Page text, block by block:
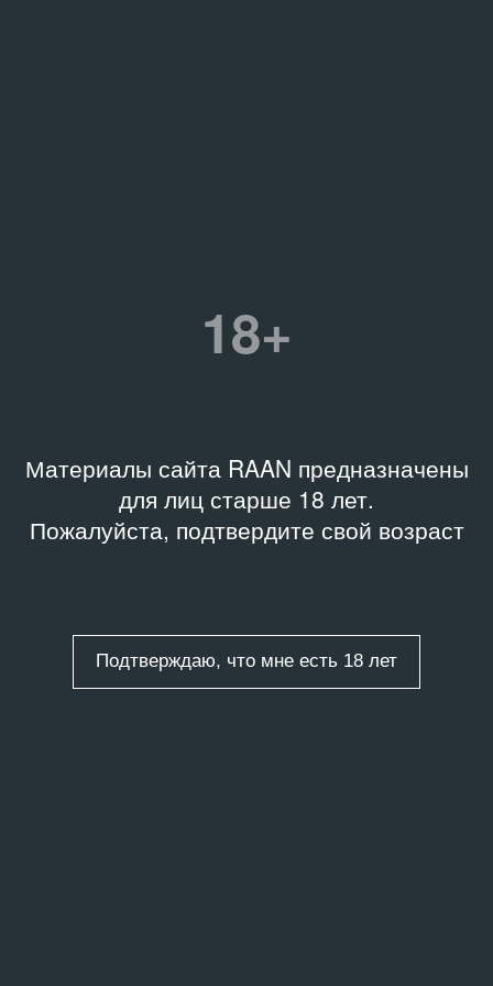
18+
Материалы сайта RAAN предназначены
для лиц старше 18 лет.
Пожалуйста, подтвердите свой возраст
Подтверждаю, что мне есть 18 лет